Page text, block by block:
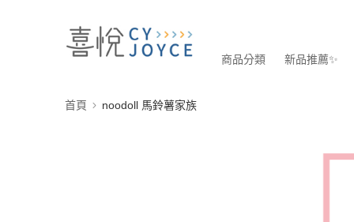
商品分類 新品推薦✨
首頁 noodoll 馬鈴薯家族